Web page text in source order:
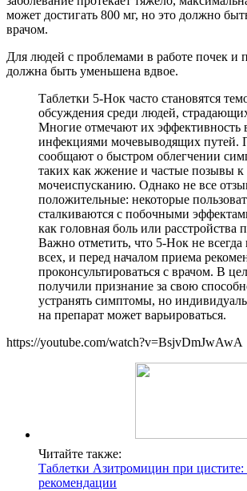
может достигать 800 мг, но это должно
врачом.
Для людей с проблемами в работе почек и
должна быть уменьшена вдвое.
Таблетки 5-Нок часто становятся
обсуждения среди людей,
Многие отмечают их эффективность
инфекциями мочевыводящих путей.
сообщают о быстром облегчении
таких как жжение и частые позывы к
мочеиспусканию. Однако не все
положительные: некоторые
сталкиваются с побочными
как головная боль или расстройства
Важно отметить, что 5-Нок не всегда
всех, и перед началом приема
проконсультироваться с врачом. В
получили признание за свою
устранять симптомы, но
на препарат может варьироваться.
https://youtube.com/watch?v=BsjvDmJwAwA
Читайте также:
Таблетки Азитромицин при
рекомендации